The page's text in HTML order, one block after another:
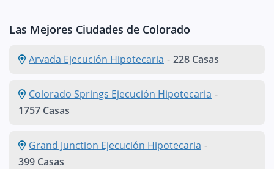
Las Mejores Ciudades de Colorado
Arvada Ejecución Hipotecaria - 228 Casas
Colorado Springs Ejecución Hipotecaria -
1757 Casas
Grand Junction Ejecución Hipotecaria -
399 Casas